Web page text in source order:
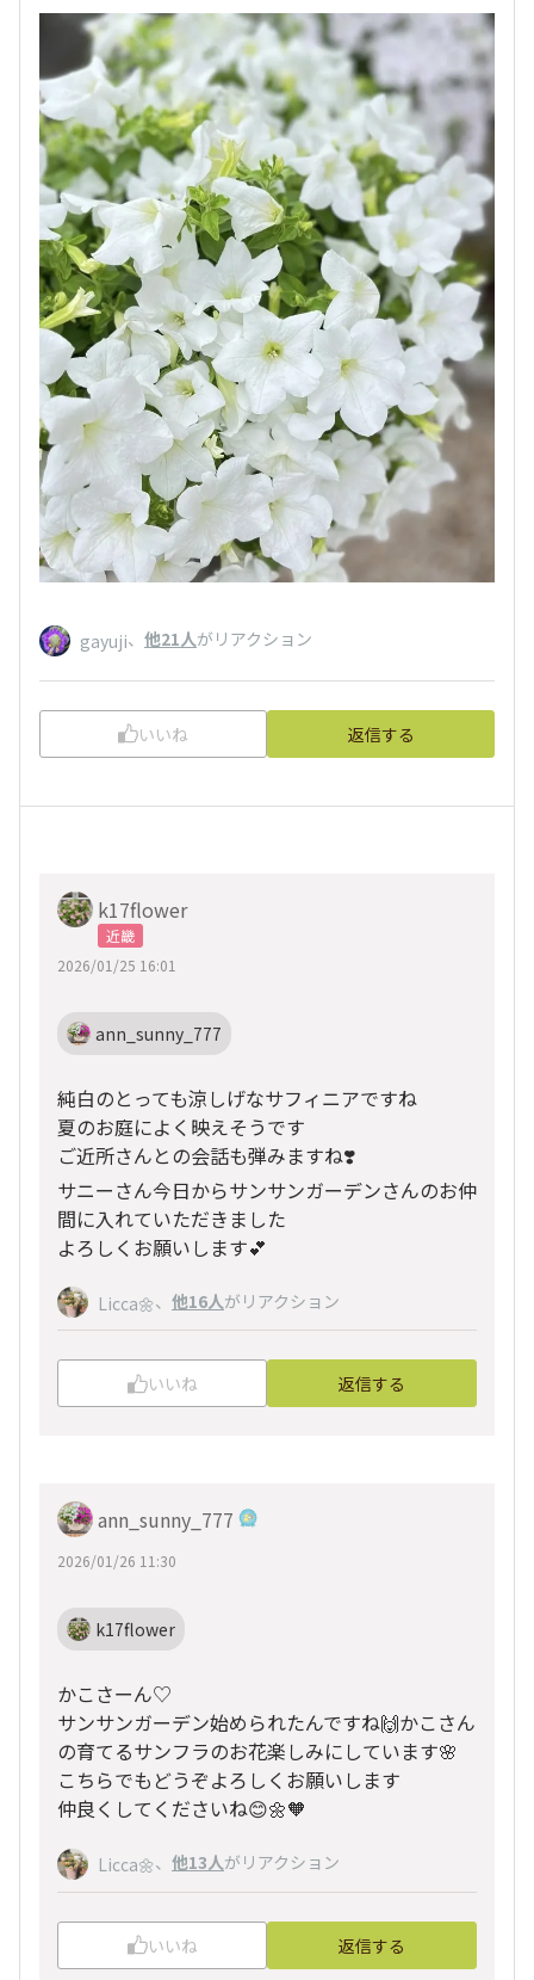
gayuji、 他21人がリアクション
いいね 返信する
k17flower
近畿
2026/01/25 16:01
ann_sunny_777
純白のとっても涼しげなサフィニアですね
夏のお庭によく映えそうです
ご近所さんとの会話も弾みますね❣️
サニーさん今日からサンサンガーデンさんのお仲
間に入れていただきました
よろしくお願いします💕
Licca🌼、 他16人がリアクション
いいね 返信する
ann_sunny_777
2026/01/26 11:30
k17flower
かこさーん♡
サンサンガーデン始められたんですね🙌かこさん
の育てるサンフラのお花楽しみにしています🌸
こちらでもどうぞよろしくお願いします
仲良くしてくださいね😊🌼🧡
Licca🌼、 他13人がリアクション
いいね 返信する